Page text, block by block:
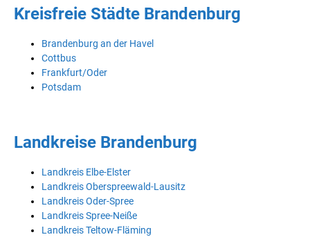
Kreisfreie Städte Brandenburg
Brandenburg an der Havel
Cottbus
Frankfurt/Oder
Potsdam
Landkreise Brandenburg
Landkreis Elbe-Elster
Landkreis Oberspreewald-Lausitz
Landkreis Oder-Spree
Landkreis Spree-Neiße
Landkreis Teltow-Fläming